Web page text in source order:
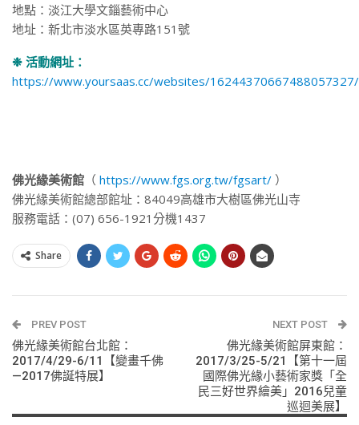
地點：淡江大學文錙藝術中心
地址：新北市淡水區英專路151號
❉ 活動網址：
https://www.yoursaas.cc/websites/16244370667488057327/
佛光緣美術館 （ https://www.fgs.org.tw/fgsart/ ）
佛光緣美術館總部館址：84049高雄市大樹區佛光山寺
服務電話：(07) 656-1921分機1437
Share
PREV POST
佛光緣美術館台北館：
2017/4/29-6/11【變畫千佛
—2017佛誕特展】
NEXT POST
佛光緣美術館屏東館：
2017/3/25-5/21【第十一屆
國際佛光緣小藝術家獎「全
民三好世界繪美」2016兒童
巡迴美展】